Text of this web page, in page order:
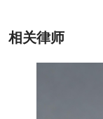
相关律师